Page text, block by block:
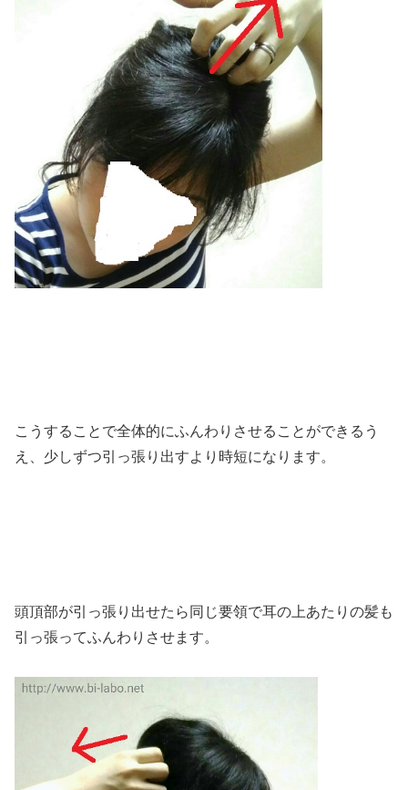
こうすることで全体的にふんわりさせることができるう
え、少しずつ引っ張り出すより時短になります。
頭頂部が引っ張り出せたら同じ要領で耳の上あたりの髪も
引っ張ってふんわりさせます。